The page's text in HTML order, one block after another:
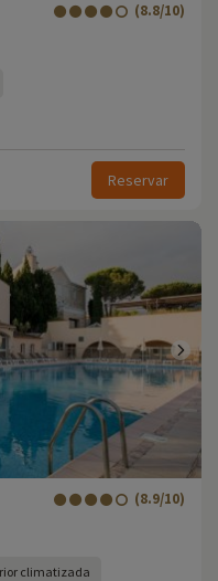
(8.8/10)
Reservar
(8.9/10)
climatizada